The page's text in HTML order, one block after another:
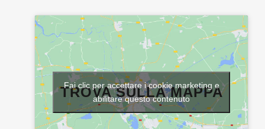
TROVA SULLA MAPPA
Fai clic per accettare i cookie marketing e
abilitare questo contenuto